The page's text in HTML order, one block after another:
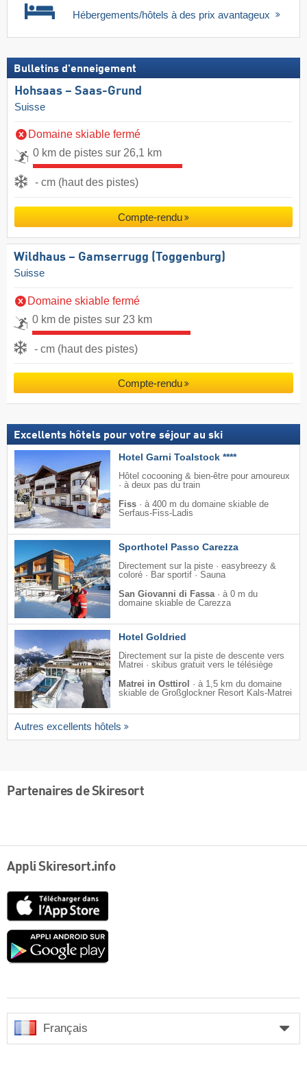
Hébergements/hôtels à des prix avantageux
Bulletins d'enneigement
Hohsaas – Saas-Grund
Suisse
Domaine skiable fermé
0 km de pistes sur 26,1 km
- cm (haut des pistes)
Compte-rendu
Wildhaus – Gamserrugg (Toggenburg)
Suisse
Domaine skiable fermé
0 km de pistes sur 23 km
- cm (haut des pistes)
Compte-rendu
Excellents hôtels pour votre séjour au ski
Hotel Garni Toalstock ****
Hôtel cocooning & bien-être pour amoureux
· à deux pas du train
Fiss · à 400 m du domaine skiable de
Serfaus-Fiss-Ladis
Sporthotel Passo Carezza
Directement sur la piste · easybreezy &
coloré · Bar sportif · Sauna
San Giovanni di Fassa· à 0 m du
domaine skiable de Carezza
Hotel Goldried
Directement sur la piste de descente vers
Matrei · skibus gratuit vers le télésiège
Matrei in Osttirol
· à 1,5 km du domaine
skiable de Großglockner Resort Kals-Matrei
Autres excellents hôtels
Partenaires de Skiresort
Appli Skiresort.info
Google
Français